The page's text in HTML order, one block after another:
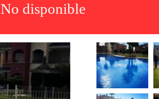
No disponible